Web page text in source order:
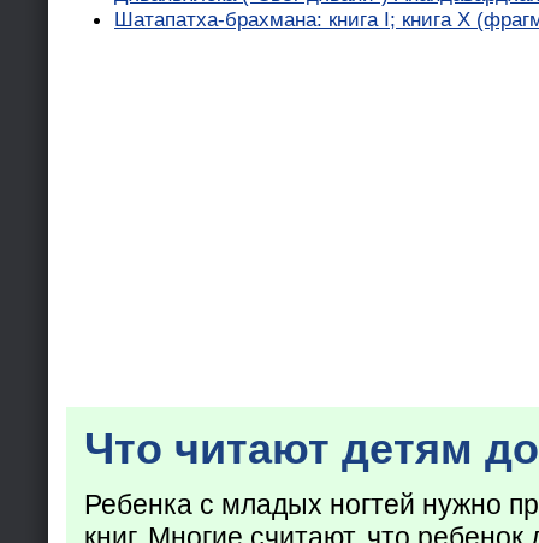
Шатапатха-брахмана: книга I; книга X
Что читают детям
Ребенка с младых ногтей нужно